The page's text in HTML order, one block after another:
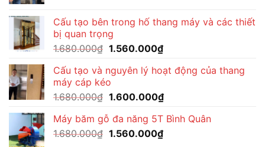
Cấu tạo bên trong hố thang máy và các thiết
bị quan trọng
1.680.000₫ Giá
là:
1.680.000₫.
1.560.000₫Giá
tại
1.560.000₫.
Cấu tạo và nguyên lý hoạt động của thang
máy cáp kéo
1.680.000₫ Giá
là:
1.680.000₫.
1.600.000₫Giá
tại
là:
Máy băm gỗ đa năng 5T Bình Quân
1.680.000₫ Giá
1.560.000₫Giá